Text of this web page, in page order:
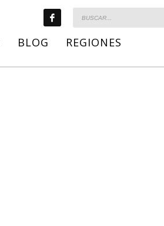
BLOG
REGIONES